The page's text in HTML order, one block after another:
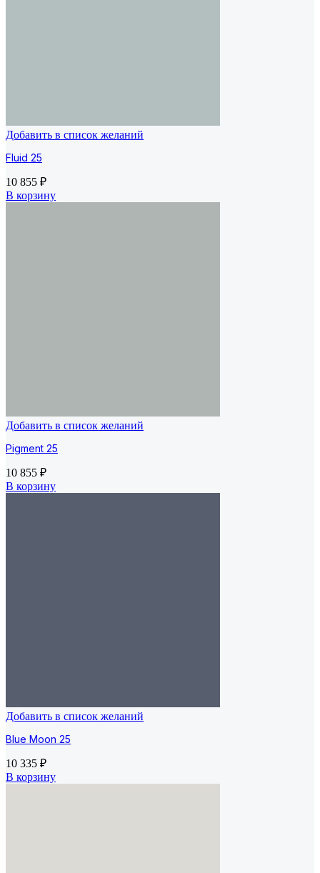
Добавить в список желаний
Fluid 25
10 855 ₽
В корзину
Добавить в список желаний
Pigment 25
10 855 ₽
В корзину
Добавить в список желаний
Blue Moon 25
10 335 ₽
В корзину